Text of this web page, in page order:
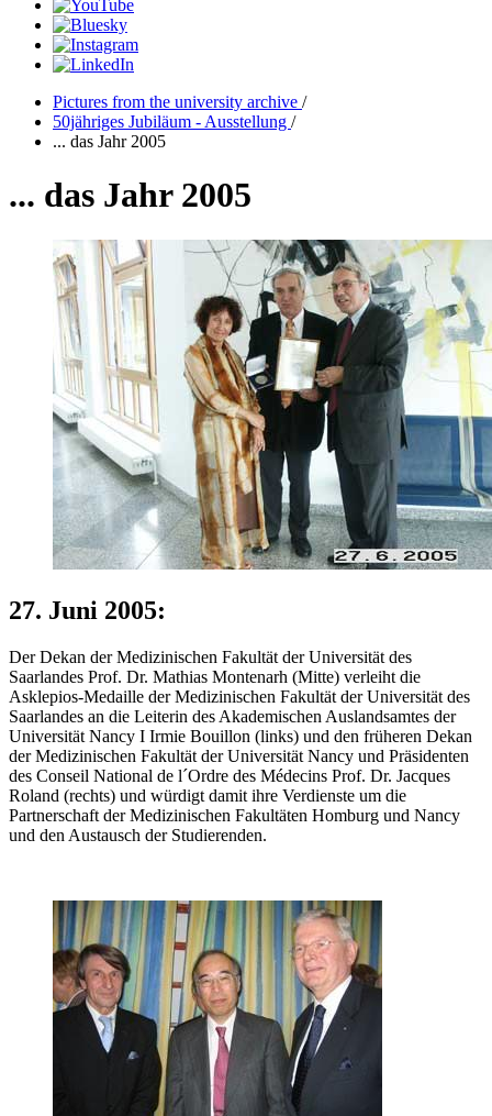
Pictures from the university archive /
50jähriges Jubiläum - Ausstellung /
... das Jahr 2005
... das Jahr 2005
27. Juni 2005:
Der Dekan der Medizinischen Fakultät der Universität des
Saarlandes Prof. Dr. Mathias Montenarh (Mitte) verleiht die
Asklepios-Medaille der Medizinischen Fakultät der Universität des
Saarlandes an die Leiterin des Akademischen Auslandsamtes der
Universität Nancy I Irmie Bouillon (links) und den früheren Dekan
der Medizinischen Fakultät der Universität Nancy und Präsidenten
des Conseil National de l´Ordre des Médecins Prof. Dr. Jacques
Roland (rechts) und würdigt damit ihre Verdienste um die
Partnerschaft der Medizinischen Fakultäten Homburg und Nancy
und den Austausch der Studierenden.